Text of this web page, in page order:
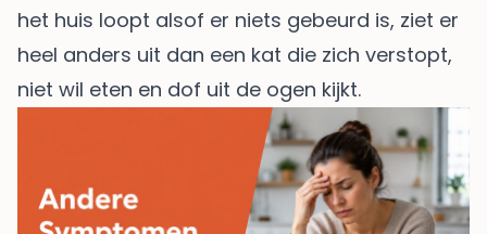
het huis loopt alsof er niets gebeurd is, ziet er
heel anders uit dan een kat die zich verstopt,
niet wil eten en dof uit de ogen kijkt.